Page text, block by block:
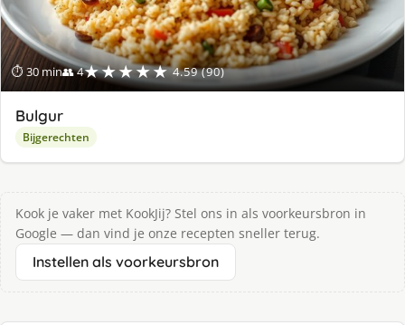
⏱ 30 min👥 4★★★★★ 4.59 (90)
Bulgur
Bijgerechten
Kook je vaker met KookJij? Stel ons in als voorkeursbron in
Google — dan vind je onze recepten sneller terug.
Instellen als voorkeursbron